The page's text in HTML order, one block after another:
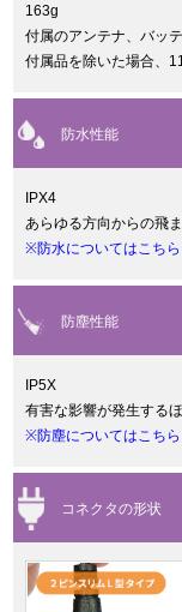
163g
付属のアンテナ、バッ
付属品を除いた場合、
防水性能
IPX4
あらゆる方向からの飛
※防水についてはこちら
防塵性能
IP5X
有害な影響が発生する
※防塵についてはこちら
コネクタの形状